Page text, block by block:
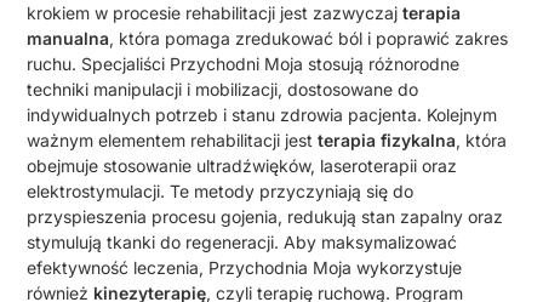
krokiem w procesie rehabilitacji jest zazwyczajterapia
manualna, która pomaga zredukować ból i poprawić zakres
ruchu. Specjaliści Przychodni Moja stosują różnorodne
techniki manipulacji i mobilizacji, dostosowane do
indywidualnych potrzeb i stanu zdrowia pacjenta. Kolejnym
ważnym elementem rehabilitacji jestterapia fizykalna, która
obejmuje stosowanie ultradźwięków, laseroterapii oraz
elektrostymulacji. Te metody przyczyniają się do
przyspieszenia procesu gojenia, redukują stan zapalny oraz
stymulują tkanki do regeneracji. Aby maksymalizować
efektywność leczenia, Przychodnia Moja wykorzystuje
również kinezyterapię, czyli terapię ruchową. Program